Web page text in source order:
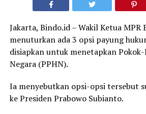
Jakarta, Bindo.id – Wakil Ketua MPR
menuturkan ada 3 opsi payung
disiapkan untuk menetapkan
Negara (PPHN).
Ia menyebutkan opsi-opsi tersebut
ke Presiden Prabowo Subianto.